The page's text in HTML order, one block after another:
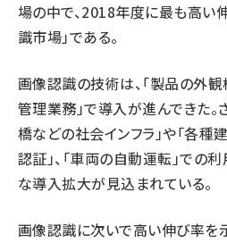
場の中で、2018年度に最も高い
識市場」である。
画像認識の技術は、「製品の外観
管理業務」で導入が進んできた。
橋などの社会インフラ」や「各種
認証」、「車両の自動運転」での
な導入拡大が見込まれている。
画像認識に次いで高い伸び率を